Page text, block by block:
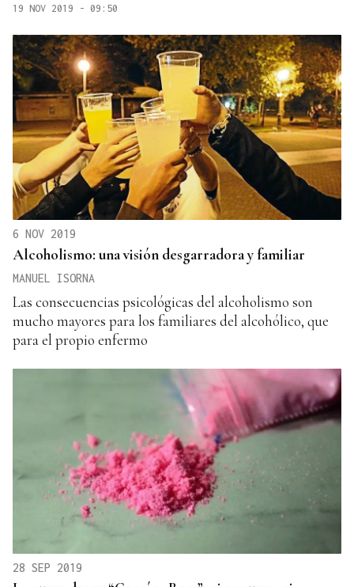
19 NOV 2019 - 09:50
6 NOV 2019
Alcoholismo: una visión desgarradora y familiar
MANUEL ISORNA
Las consecuencias psicológicas del alcoholismo son
mucho mayores para los familiares del alcohólico, que
para el propio enfermo
28 SEP 2019